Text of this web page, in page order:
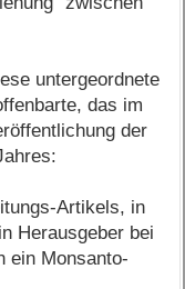
untergeordnete
das im
der
Artikels, in
Herausgeber bei
ein Monsanto-